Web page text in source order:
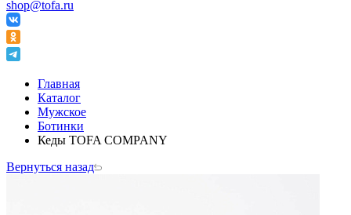
shop@tofa.ru
Главная
Каталог
Мужское
Ботинки
Кеды TOFA COMPANY
Вернуться назад